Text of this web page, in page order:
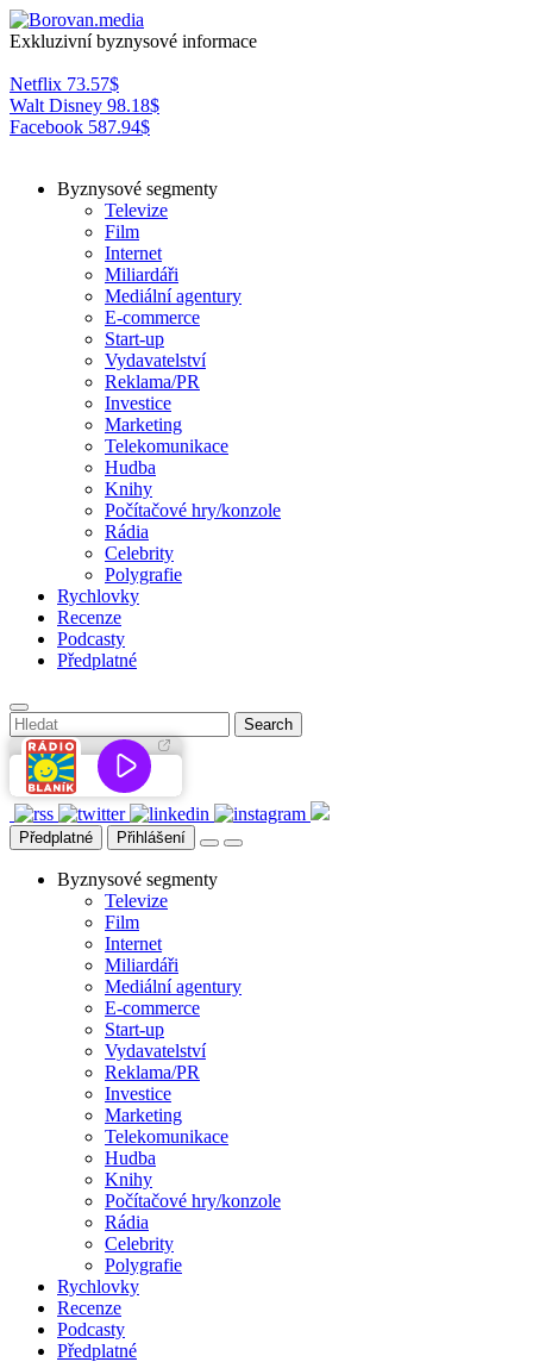
Exkluzivní byznysové informace
Netflix 73.57$
Walt Disney 98.18$
Facebook 587.94$
Byznysové segmenty
Televize
Film
Internet
Miliardáři
Mediální agentury
E-commerce
Start-up
Vydavatelství
Reklama/PR
Investice
Marketing
Telekomunikace
Hudba
Knihy
Počítačové hry/konzole
Rádia
Celebrity
Polygrafie
Rychlovky
Recenze
Podcasty
Předplatné
Předplatné Přihlášení
Byznysové segmenty
Televize
Film
Internet
Miliardáři
Mediální agentury
E-commerce
Start-up
Vydavatelství
Reklama/PR
Investice
Marketing
Telekomunikace
Hudba
Knihy
Počítačové hry/konzole
Rádia
Celebrity
Polygrafie
Rychlovky
Recenze
Podcasty
Předplatné